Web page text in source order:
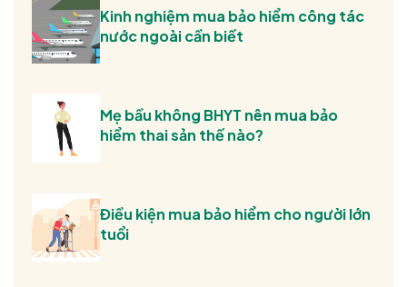
Kinh nghiệm mua bảo hiểm công tác
nước ngoài cần biết
Mẹ bầu không BHYT nên mua bảo
hiểm thai sản thế nào?
Điều kiện mua bảo hiểm cho người lớn
tuổi